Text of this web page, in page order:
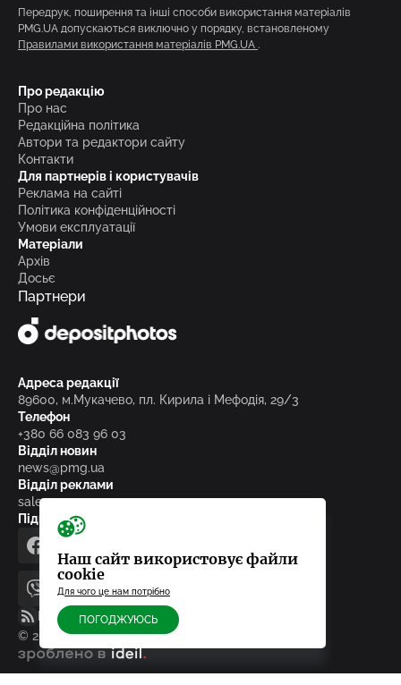
Передрук, поширення та інші способи використання матеріалів
PMG.UA допускаються виключно у порядку, встановленому
Правилами використання матеріалів PMG.UA .
Про редакцію
Про нас
Редакційна політика
Автори та редактори сайту
Контакти
Для партнерів і користувачів
Реклама на сайті
Політика конфіденційності
Умови експлуатації
Матеріали
Архів
Досьє
Партнери
Адреса редакції
89600, м.Мукачево, пл. Кирила і Мефодія, 29/3
Телефон
+380 66 083 96 03
Відділ новин
news@pmg.ua
Відділ реклами
sales@pmg.ua
Підписуйтесь на нас у соціальних мережах
facebooktelegram
viber
youtube
RSS-стрічка
© 2010-2026, ТОВ «Редакція газети «Панорама»
зроблено в ideil.
Наш сайт використовує файли
cookie
Для чого це нам потрібно
ПОГОДЖУЮСЬ